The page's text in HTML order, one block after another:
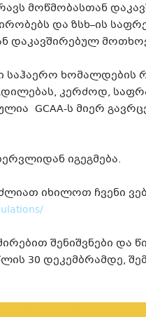
მოწმობასთან
და ზსხ–ის
დაკავშირებულ
საჰაერო ხომალდების
კერძოდ,
GCAA-ს მიერ
იგეგმება.
იხილოთ ჩვენი
შენიშვნები და
30 დეკემბრამდე,